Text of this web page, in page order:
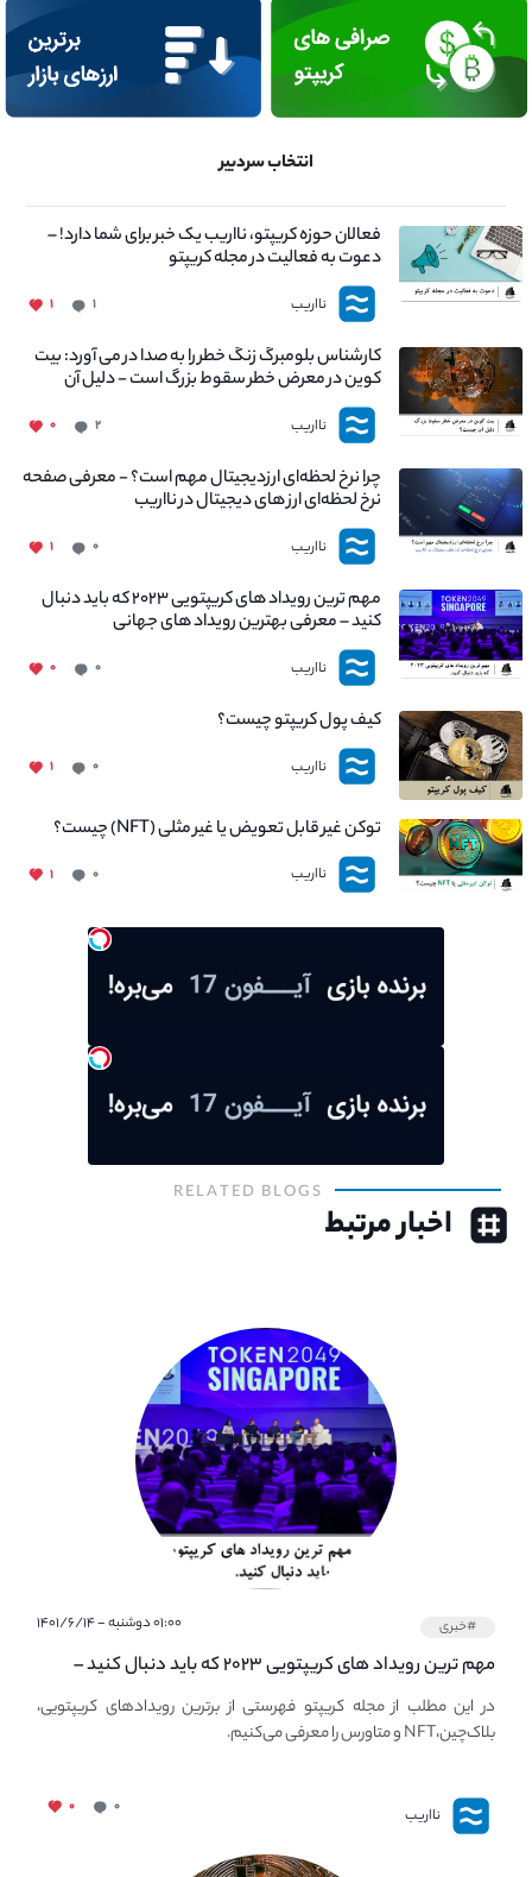
انتخاب سردبیر
فعالان حوزه کریپتو، نااریب یک خبر برای شما دارد! –
دعوت به فعالیت در مجله کریپتو
نااریب ۱ ۱
کارشناس بلومبرگ زنگ خطر را به صدا در می آورد: بیت
کوین در معرض خطر سقوط بزرگ است - دلیل آن
چیست؟
نااریب ۲ ۰
چرا نرخ لحظه‌ای ارزدیجیتال مهم است؟ - معرفی صفحه
نرخ لحظه‌ای ارز های دیجیتال در نااریب
نااریب ۰ ۱
مهم ترین رویداد های کریپتویی ۲۰۲۳ که باید دنبال
کنید – معرفی بهترین رویداد های جهانی
نااریب ۰ ۰
کیف پول کریپتو چیست؟
نااریب ۰ ۱
توکن غیر قابل تعویض یا غیر مثلی (NFT) چیست؟
نااریب ۰ ۱
RELATED BLOGS
اخبار مرتبط
#خبری ۰۱:۰۰ دوشنبه - ۱۴۰۱/۶/۱۴
مهم ترین رویداد های کریپتویی ۲۰۲۳ که باید دنبال کنید –
معرفی بهترین رویداد های جهانی
در این مطلب از مجله کریپتو فهرستی از برترین رویدادهای کریپتویی،
بلاک‌چین،NFT و متاورس را معرفی می‌کنیم.
نااریب ۰ ۰